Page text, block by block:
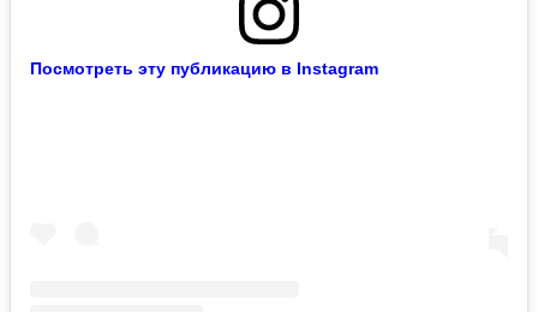
Посмотреть эту публикацию в Instagram